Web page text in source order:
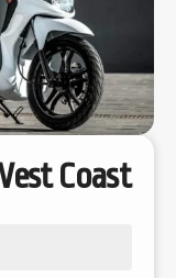
Coast